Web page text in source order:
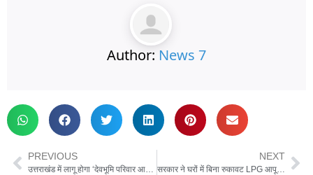
Author: News 7
PREVIOUS
उत्तराखंड में लागू होगा ‘देवभूमि परिवार आईडी’ सिस्टम: 15 साल से रह रहे परिवारों को मिलेगी डिजिटल पहचान
NEXT
सरकार ने घरों में बिना रुकावट LPG आपूर्ति का भरोसा दिया, कहा- पैनिक बुकिंग की कोई जरूरत नहीं